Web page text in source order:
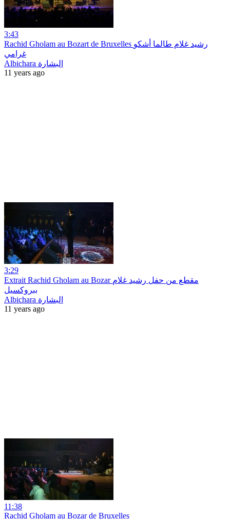
3:43
Rachid Gholam au Bozart de Bruxelles رشيد غلام طالما أشكو
غرامي
Albichara البشارة
11 years ago
3:29
Extrait Rachid Gholam au Bozar مقطع من حفل رشيد غلام
ببروكسيل
Albichara البشارة
11 years ago
11:38
Rachid Gholam au Bozar de Bruxelles